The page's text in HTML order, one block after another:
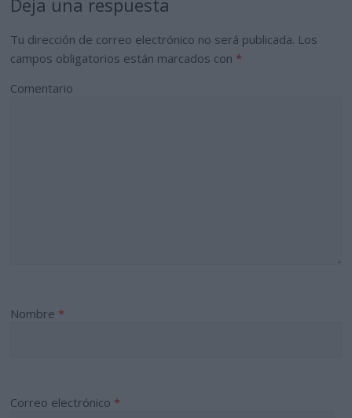
Tu dirección de correo electrónico no será publicada. Los
campos obligatorios están marcados con *
Comentario
Nombre *
Correo electrónico *